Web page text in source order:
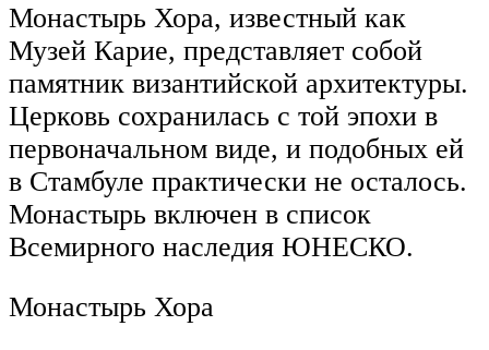
Монастырь Хора, известный как
Музей Карие, представляет собой
памятник византийской архитектуры.
Церковь сохранилась с той эпохи в
первоначальном виде, и подобных ей
в Стамбуле практически не осталось.
Монастырь включен в список
Всемирного наследия ЮНЕСКО.
Монастырь Хора